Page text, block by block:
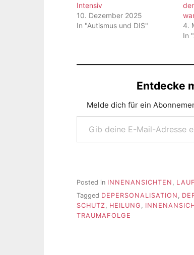
Intensiv
10. Dezember 2025
In "Autismus und DIS"
4.
In
Entdecke
Melde dich für ein
Gib deine E-Mail-Adresse ein ...
Posted in INNENANSICHTEN
Tagged DEPERSONALISATION ,
SCHUTZ, HEILUNG ,
TRAUMAFOLGE